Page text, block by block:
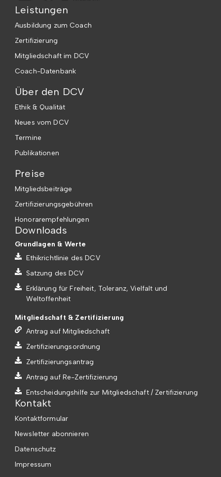
Leistungen
Ausbildung zum Coach
Zertifizierung
Mitgliedschaft im DCV
Coach-Datenbank
Über den DCV
Ethik & Qualität
Neues vom DCV
Termine
Publikationen
Preise
Mitgliedsbeiträge
Zertifizierungsgebühren
Honorarempfehlungen
Downloads
Grundlagen & Werte
Ethikrichtlinie des DCV
Satzung des DCV
Erklärung für Freiheit, Toleranz, Vielfalt und
Weltoffenheit
Mitgliedschaft & Zertifizierung
Antrag auf Mitgliedschaft
Zertifizierungsordnung
Zertifizierungsantrag
Antrag auf Re-Zertifizierung
Entscheidungshilfe zur Mitgliedschaft / Zertifizierung
Kontakt
Kontaktformular
Newsletter abonnieren
Datenschutz
Impressum